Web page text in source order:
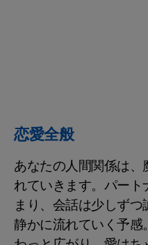
恋愛全般
あなたの人間関係は
れていきます。パー
まり、会話は少しず
静かに流れていく予